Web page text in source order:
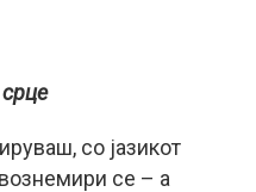
со јазикот
се – а